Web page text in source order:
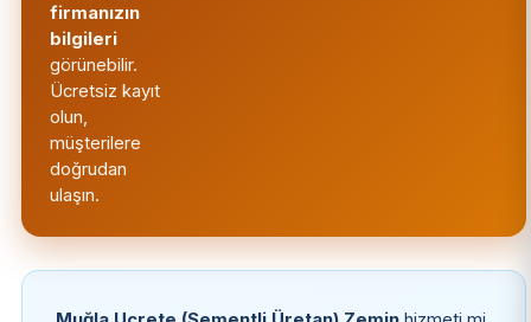
firmanızın
bilgileri
görünebilir.
Ücretsiz kayıt
olun,
müşterilere
doğrudan
ulaşın.